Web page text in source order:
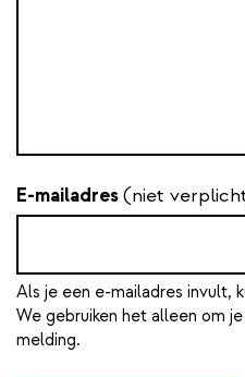
E-mailadres(niet
Als je een e-mailadres invult,
We gebruiken het alleen om
melding.